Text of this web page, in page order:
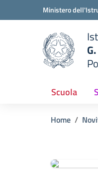
Vai ai contenuti
Vai al menu di navigazione
Ministero
scuola
Scuola
Home